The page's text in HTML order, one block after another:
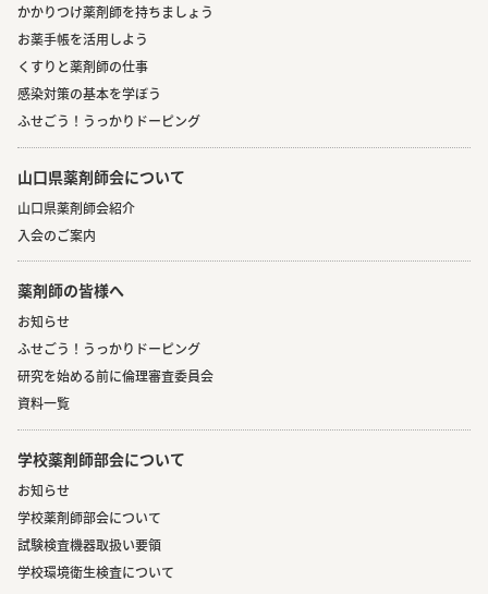
かかりつけ薬剤師を持ちましょう
お薬手帳を活用しよう
くすりと薬剤師の仕事
感染対策の基本を学ぼう
ふせごう！うっかりドーピング
山口県薬剤師会について
山口県薬剤師会紹介
入会のご案内
薬剤師の皆様へ
お知らせ
ふせごう！うっかりドーピング
研究を始める前に倫理審査委員会
資料一覧
学校薬剤師部会について
お知らせ
学校薬剤師部会について
試験検査機器取扱い要領
学校環境衛生検査について